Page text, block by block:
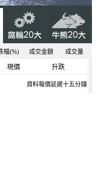
幅(%) 成交金額 成交量
現價 升跌
資料報價延遲十五分鐘